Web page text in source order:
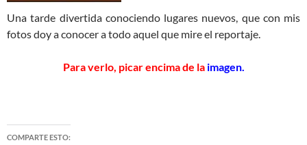
Una tarde divertida conociendo lugares nuevos, que con mis
fotos doy a conocer a todo aquel que mire el reportaje.
Para verlo, picar encima de la imagen.
COMPARTE ESTO: